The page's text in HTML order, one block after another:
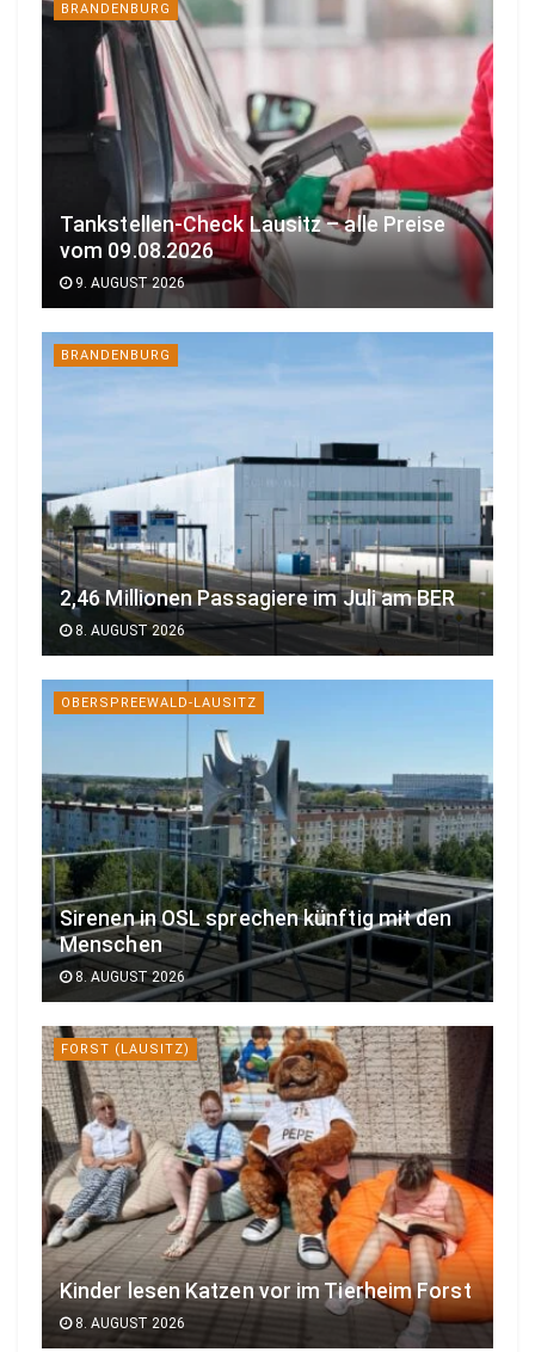
BRANDENBURG
Tankstellen-Check Lausitz – alle Preise
vom 09.08.2026
9. AUGUST 2026
BRANDENBURG
2,46 Millionen Passagiere im Juli am BER
8. AUGUST 2026
OBERSPREEWALD-LAUSITZ
Sirenen in OSL sprechen künftig mit den
Menschen
8. AUGUST 2026
FORST (LAUSITZ)
Kinder lesen Katzen vor im Tierheim Forst
8. AUGUST 2026